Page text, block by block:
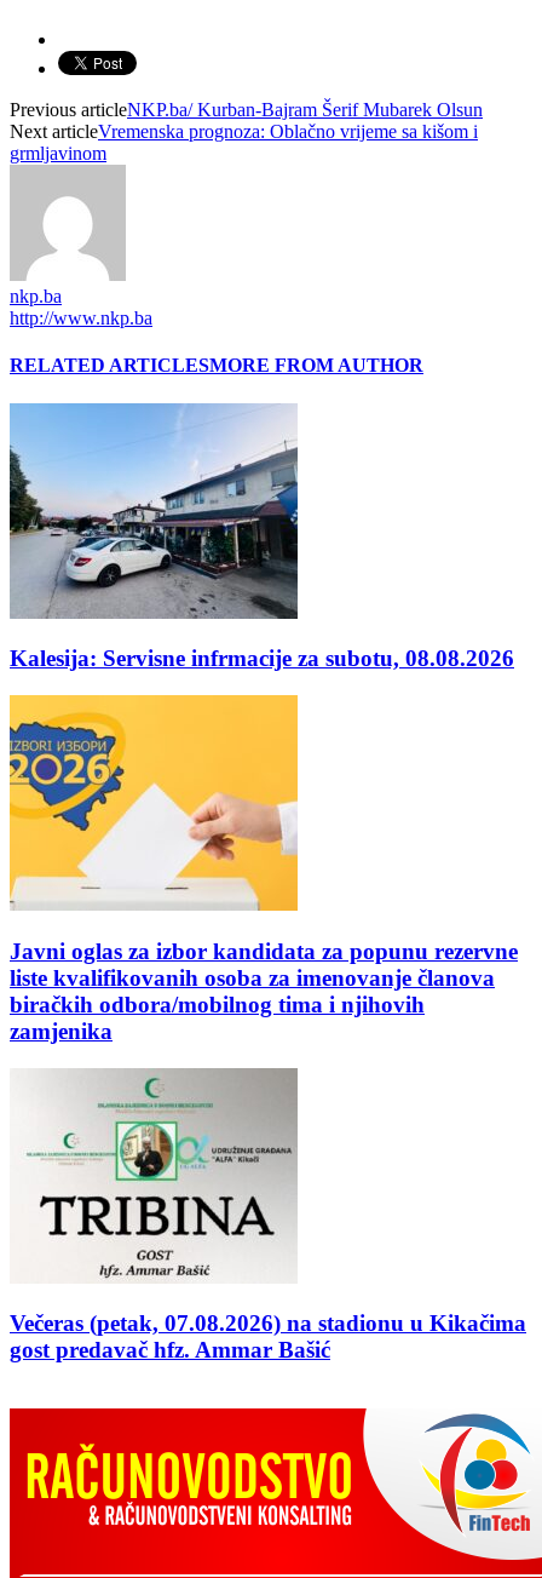
Previous articleNKP.ba/ Kurban-Bajram Šerif Mubarek Olsun
Next articleVremenska prognoza: Oblačno vrijeme sa kišom i
grmljavinom
nkp.ba
http://www.nkp.ba
RELATED ARTICLESMORE FROM AUTHOR
Kalesija: Servisne infrmacije za subotu, 08.08.2026
Javni oglas za izbor kandidata za popunu rezervne
liste kvalifikovanih osoba za imenovanje članova
biračkih odbora/mobilnog tima i njihovih
zamjenika
Večeras (petak, 07.08.2026) na stadionu u Kikačima
gost predavač hfz. Ammar Bašić